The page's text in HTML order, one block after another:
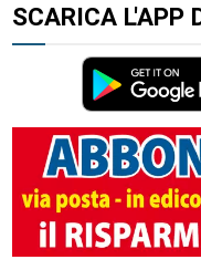
SCARICA L'APP